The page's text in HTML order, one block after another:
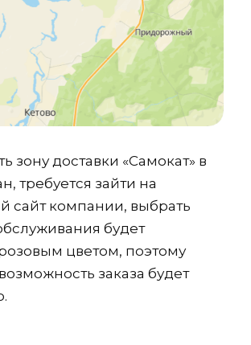
зону доставки «Самокат» в
требуется зайти на
сайт компании, выбрать
будет
цветом, поэтому
заказа будет